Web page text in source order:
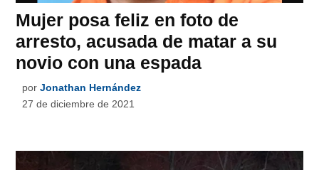
Mujer posa feliz en foto de
arresto, acusada de matar a su
novio con una espada
por Jonathan Hernández
27 de diciembre de 2021